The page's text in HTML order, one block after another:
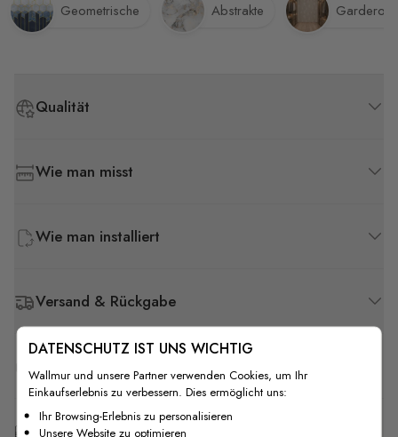
Qualität
Wie man misst
Wie man installiert
Versand & Rückgabe
F.A.Q
Kostenlose Anpassung
Geometrische Abstrakte
DATENSCHUTZ IST UNS WICHTIG
Wallmur und unsere Partner verwenden Cookies, um Ihr
Einkaufserlebnis zu verbessern. Dies ermöglicht uns:
Ihr Browsing-Erlebnis zu personalisieren
Unsere Website zu optimieren